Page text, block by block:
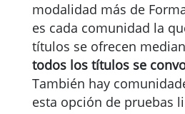
modalidad más de
es cada comunidad la
títulos se ofrecen
todos los títulos se
También hay
esta opción de pruebas